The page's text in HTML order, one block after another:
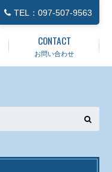
TEL：097-507-9563
お問い合わせ
CONTACT